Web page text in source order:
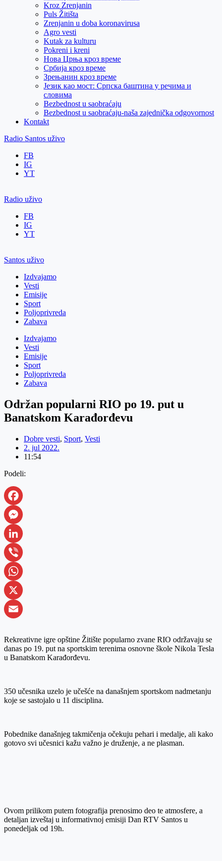
Kroz Zrenjanin
Puls Žitišta
Zrenjanin u doba koronavirusa
Agro vesti
Kutak za kulturu
Pokreni i kreni
Нова Црња кроз време
Србија кроз време
Зрењанин кроз време
Језик као мост: Српска баштина у речима и
словима
Bezbednost u saobraćaju
Bezbednost u saobraćaju-naša zajednička odgovornost
Kontakt
Radio Santos uživo
FB
IG
YT
Radio uživo
FB
IG
YT
Santos uživo
Izdvajamo
Vesti
Emisije
Sport
Poljoprivreda
Zabava
Izdvajamo
Vesti
Emisije
Sport
Poljoprivreda
Zabava
Održan popularni RIO po 19. put u
Banatskom Karađorđevu
Dobre vesti, Sport, Vesti
2. jul 2022.
11:54
Podeli:
Facebook
Messenger
LinkedIn
Viber
WhatsApp
X
Rekreativne igre opštine Žitište popularno zvane RIO održavaju se
danas po 19. put na sportskim terenima osnovne škole Nikola Tesla
u Banatskom Karađorđevu.
350 učesnika uzelo je učešće na današnjem sportskom nadmetanju
koje se sastojalo u 11 disciplina.
Pobednike današnjeg takmičenja očekuju pehari i medalje, ali kako
gotovo svi učesnici kažu važno je druženje, a ne plasman.
Ovom prilikom putem fotografija prenosimo deo te atmosfere, a
detaljan izveštaj u informativnoj emisiji Dan RTV Santos u
ponedeljak od 19h.